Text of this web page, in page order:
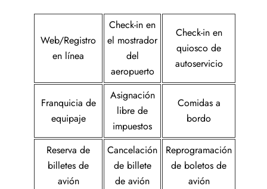
Web/Registro
en línea
Check-in en
el mostrador
del
aeropuerto
Check-in en
quiosco de
autoservicio
Franquicia de
equipaje
Asignación
libre de
impuestos
Comidas a
bordo
Reserva de
billetes de
avión
Cancelación
de billete
de avión
Reprogramación
de boletos de
avión